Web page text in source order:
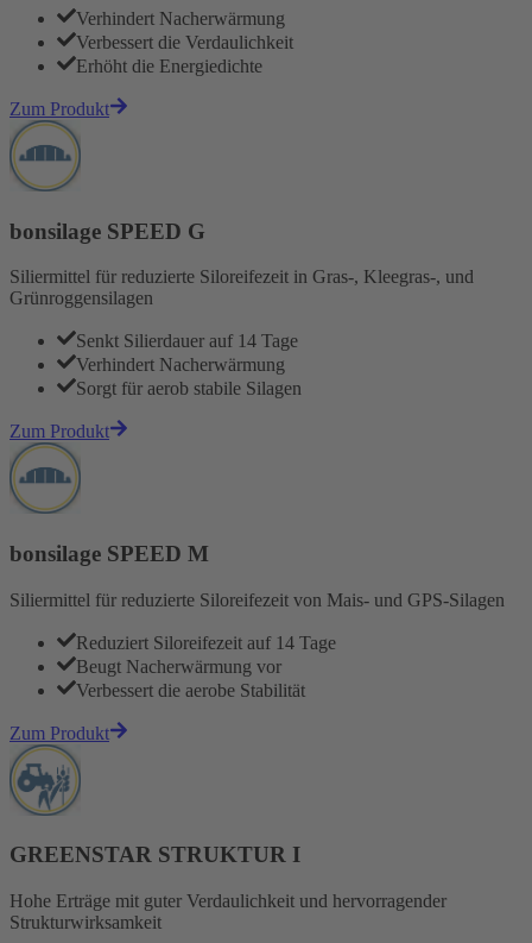
Verhindert Nacherwärmung
Verbessert die Verdaulichkeit
Erhöht die Energiedichte
Zum Produkt
bonsilage SPEED G
Siliermittel für reduzierte Siloreifezeit in Gras-, Kleegras-, und
Grünroggensilagen
Senkt Silierdauer auf 14 Tage
Verhindert Nacherwärmung
Sorgt für aerob stabile Silagen
Zum Produkt
bonsilage SPEED M
Siliermittel für reduzierte Siloreifezeit von Mais- und GPS-Silagen
Reduziert Siloreifezeit auf 14 Tage
Beugt Nacherwärmung vor
Verbessert die aerobe Stabilität
Zum Produkt
GREENSTAR STRUKTUR I
Hohe Erträge mit guter Verdaulichkeit und hervorragender
Strukturwirksamkeit